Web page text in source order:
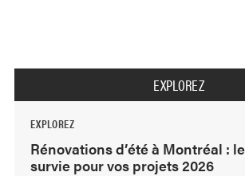
EXPLOREZ
EXPLOREZ
Rénovations d’été à Montréal :
survie pour vos projets 2026